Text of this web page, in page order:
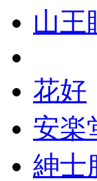
山王
花好
安楽
紳士